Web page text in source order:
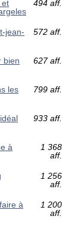
et
494 aff.
jean-
572 aff.
bien
627 aff.
les
799 aff.
933 aff.
à
1 368
aff.
1 256
aff.
à
1 200
aff.